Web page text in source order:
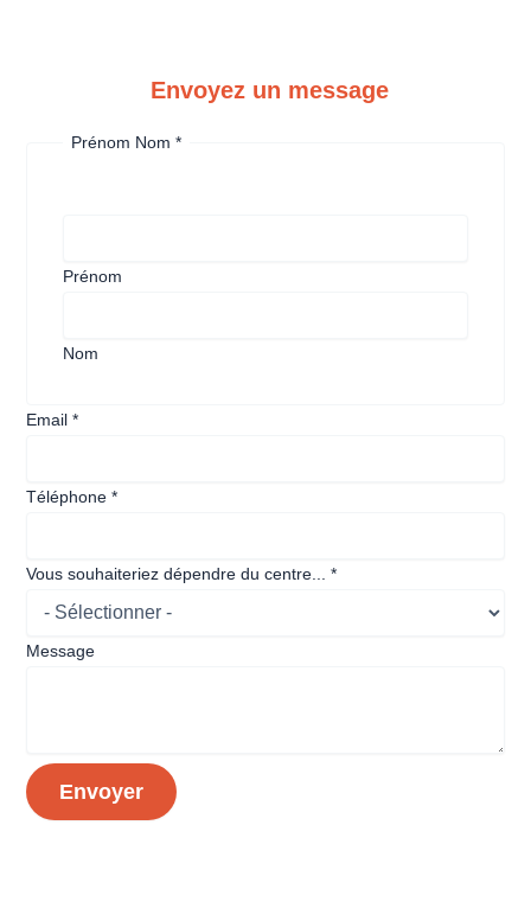
Envoyez un message
Prénom Nom*
Prénom
Nom
Email*
Téléphone*
Vous souhaiteriez dépendre du centre...*
Date
Message
Envoyer